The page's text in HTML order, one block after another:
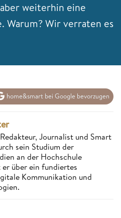
weiterhin eine
Wir verraten es
home&smart bei Google bevorzugen
Journalist und Smart
sein Studium der
an der Hochschule
über ein fundiertes
Kommunikation und